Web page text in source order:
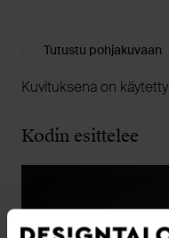
Tutustu pohjakuvaan
Kuvituksena on käytetty
Kodin esittelee